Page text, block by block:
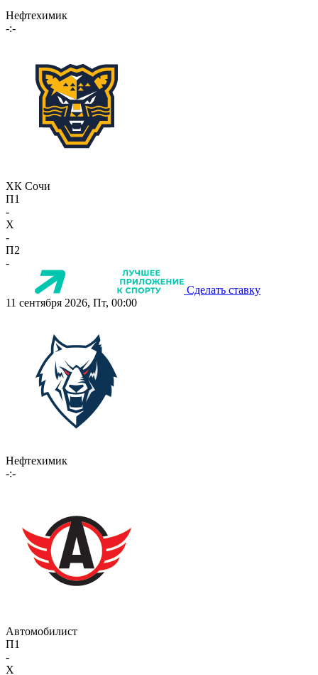
Нефтехимик
-:-
ХК Сочи
П1
-
X
-
П2
-
Сделать ставку
11 сентября 2026, Пт, 00:00
Нефтехимик
-:-
Автомобилист
П1
-
X